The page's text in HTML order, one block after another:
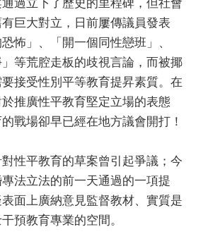
過立下了歷史的里程碑，但社會
巨大對立，日前屢傳議員發表
恐怖」、「開一個同性戀班」、
」等荒腔走板的歧視言論，而被揶
接受性別平等教育提昇素質。在
推廣性平教育堅定立場的表態
戰場卻早已經在地方議會開打！
性平教育的草案曾引起爭議；今
法立法的前一天通過的一項提
面上廣納意見監督教材、實質是
預教育專業的空間。